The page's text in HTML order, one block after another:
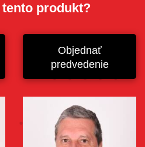
produkt?
Objednať
predvedenie